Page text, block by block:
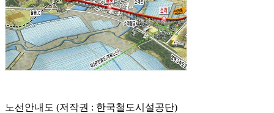
노선안내도 (저작권 : 한국철도시설공단)